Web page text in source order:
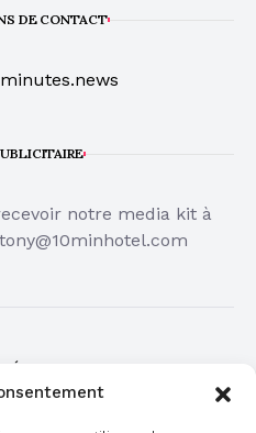
DE CONTACT
notre media kit à
tony@10minhotel.com
DE PRESSE
votre communiqué de